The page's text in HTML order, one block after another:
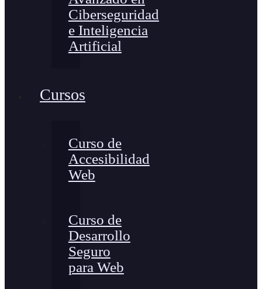
Ciberseguridad
e Inteligencia
Artificial
Cursos
Curso de
Accesibilidad
Web
Curso de
Desarrollo
Seguro
para Web